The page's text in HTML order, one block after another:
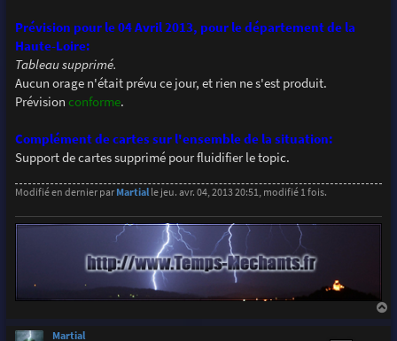
Prévision pour le 04 Avril 2013, pour le département de la
Haute-Loire:
Tableau supprimé.
Aucun orage n'était prévu ce jour, et rien ne s'est produit.
Prévision conforme.
Complément de cartes sur l'ensemble de la situation:
Support de cartes supprimé pour fluidifier le topic.
Modifié en dernier par Martialle jeu. avr. 04, 2013 20:51, modifié 1 fois.
Martial